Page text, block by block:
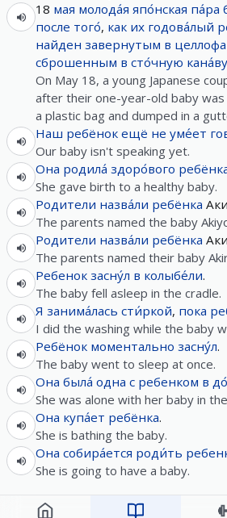
18 мая молода́я япо́нская па́ра
после того́, как их годова́лый
найден завернутым в
сброшенным в сто́чную кана́ву
On May 18, a young Japanese
after their one-year-old baby
a plastic bag and dumped in a
Наш ребёнок ещё не уме́ет
Our baby isn't speaking yet.
Она родила́ здоро́вого
She gave birth to a healthy baby.
Родители назва́ли ребёнка
The parents named the baby
Родители назва́ли ребёнка
The parents named their baby
Ребенок засну́л в колыбе́ли.
The baby fell asleep in the cradle.
Я занима́лась сти́ркой, пока
I did the washing while the baby
Ребёнок моментально засну́л.
The baby went to sleep at once.
Она была́ одна с ребенком в
She was alone with her baby in
Она купа́ет ребёнка.
She is bathing the baby.
Она собира́ется роди́ть
She is going to have a baby.